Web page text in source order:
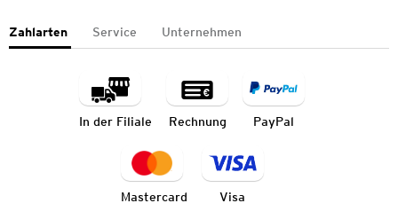
Zahlarten Service Unternehmen
In der Filiale Rechnung PayPal
Mastercard Visa